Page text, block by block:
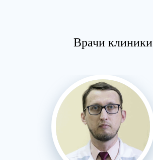
Врачи клиники